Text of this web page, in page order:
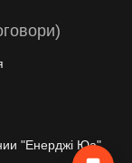
"Енерджі Юа"